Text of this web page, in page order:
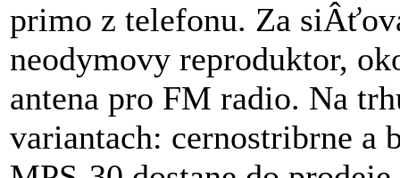
primo z telefonu. Za
neodymovy reproduktor,
antena pro FM radio. Na
variantach: cernostribrne a